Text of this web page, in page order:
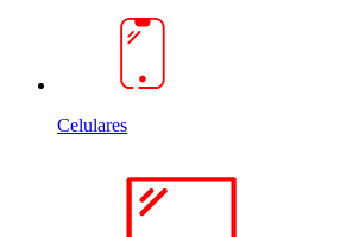
Celulares